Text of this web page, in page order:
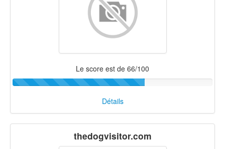
Le score est de 66/100
Détails
thedogvisitor.com